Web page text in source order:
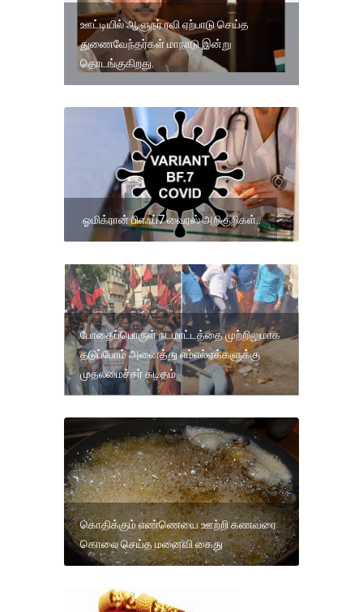
ஊட்டியில் ஆளுநர் ரவி ஏற்பாடு செய்த
துணைவேந்தர்கள் மாநாடு இன்று
தொடங்குகிறது.
ஓமிக்ரான் பிஎஃப்7 வைரஸ் அறிகுறிகள்..
போதைப்பொருள் நடமாட்டத்தை முற்றிலுமாக
தடுப்போம் அனைத்து எம்எல்ஏக்களுக்கு
முதலமைச்சர் கடிதம்
கொதிக்கும் எண்ணெயை ஊற்றி கணவரை
கொலை செய்த மனைவி கைது